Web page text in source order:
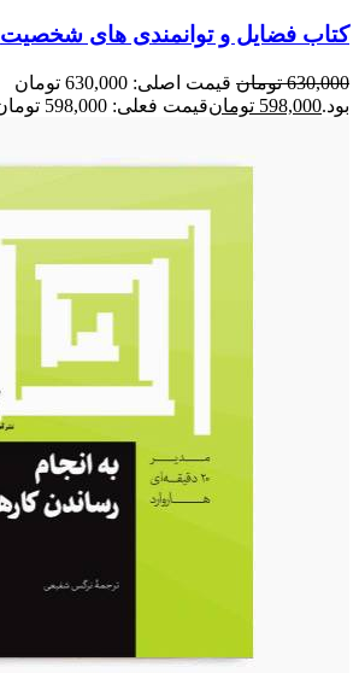
کتاب فضایل و توانمندی های شخصیت
630,000 تومان
قیمت اصلی: 630,000 تومان
بود.598,000 تومانقیمت فعلی: 598,000 تومان.